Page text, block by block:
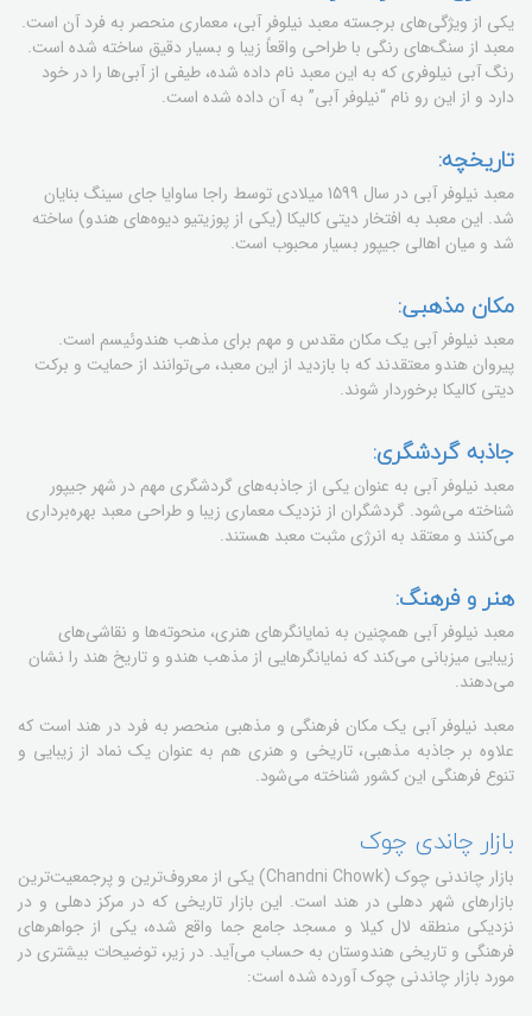
یکی از ویژگی‌های برجسته معبد نیلوفر آبی، معماری منحصر به فرد آن است.
معبد از سنگ‌های رنگی با طراحی واقعاً زیبا و بسیار دقیق ساخته شده است.
رنگ آبی نیلوفری که به این معبد نام داده شده، طیفی از آبی‌ها را در خود
دارد و از این رو نام “نیلوفر آبی” به آن داده شده است.
تاریخچه:
معبد نیلوفر آبی در سال 1599 میلادی توسط راجا ساوایا جای سینگ بنایان
شد. این معبد به افتخار دیتی کالیکا (یکی از پوزیتیو دیوه‌های هندو) ساخته
شد و میان اهالی جیپور بسیار محبوب است.
مکان مذهبی:
معبد نیلوفر آبی یک مکان مقدس و مهم برای مذهب هندوئیسم است.
پیروان هندو معتقدند که با بازدید از این معبد، می‌توانند از حمایت و برکت
دیتی کالیکا برخوردار شوند.
جاذبه گردشگری:
معبد نیلوفر آبی به عنوان یکی از جاذبه‌های گردشگری مهم در شهر جیپور
شناخته می‌شود. گردشگران از نزدیک معماری زیبا و طراحی معبد بهره‌برداری
می‌کنند و معتقد به انرژی مثبت معبد هستند.
هنر و فرهنگ:
معبد نیلوفر آبی همچنین به نمایانگرهای هنری، منحوته‌ها و نقاشی‌های
زیبایی میزبانی می‌کند که نمایانگرهایی از مذهب هندو و تاریخ هند را نشان
می‌دهند.
معبد نیلوفر آبی یک مکان فرهنگی و مذهبی منحصر به فرد در هند است که
علاوه بر جاذبه مذهبی، تاریخی و هنری هم به عنوان یک نماد از زیبایی و
تنوع فرهنگی این کشور شناخته می‌شود.
بازار چاندی چوک
بازار چاندنی چوک (Chandni Chowk) یکی از معروف‌ترین و پرجمعیت‌ترین
بازارهای شهر دهلی در هند است. این بازار تاریخی که در مرکز دهلی و در
نزدیکی منطقه لال کیلا و مسجد جامع جما واقع شده، یکی از جواهرهای
فرهنگی و تاریخی هندوستان به حساب می‌آید. در زیر، توضیحات بیشتری در
مورد بازار چاندنی چوک آورده شده است: